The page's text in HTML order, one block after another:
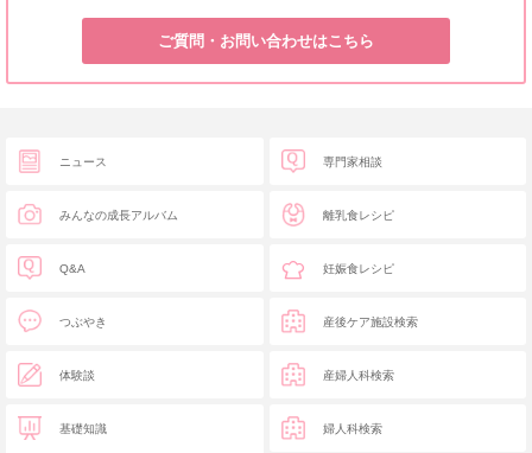
ご質問・お問い合わせはこちら
ニュース
みんなの成長アルバム
Q&A
つぶやき
体験談
基礎知識
専門家相談
離乳食レシピ
妊娠食レシピ
産後ケア施設検索
産婦人科検索
婦人科検索